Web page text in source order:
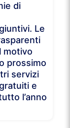
di
Le
motivo
prossimo
servizi
e
l’anno